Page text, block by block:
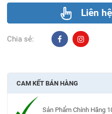
Liên
Chia sẻ:
CAM KẾT BÁN HÀNG
Sản Phẩm Chính Hãng